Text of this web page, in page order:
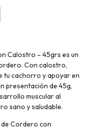
Calostro – 45grs es un
Con calostro,
tu cachorro y apoyar en
presentación de 45g,
muscular al
sano y saludable.
Cordero con